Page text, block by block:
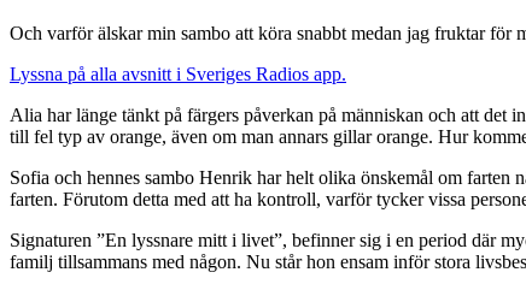
Och varför älskar min sambo att köra snabbt medan jag fruktar för
Lyssna på alla avsnitt i Sveriges Radios app.
Alia har länge tänkt på färgers påverkan på människan och att det
till fel typ av orange, även om man annars gillar orange. Hur
Sofia och hennes sambo Henrik har helt olika önskemål om
farten. Förutom detta med att ha kontroll, varför tycker vissa
Signaturen ”En lyssnare mitt i livet”, befinner sig i en period där
familj tillsammans med någon. Nu står hon ensam inför stora